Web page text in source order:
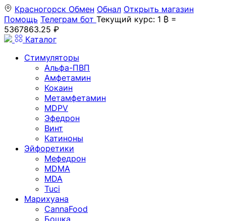
Красногорск Обмен Обнал Открыть магазин
Помощь Телеграм бот Текущий курс: 1 ₿ =
5367863.25 ₽
Каталог
Стимуляторы
Альфа-ПВП
Амфетамин
Кокаин
Метамфетамин
MDPV
Эфедрон
Винт
Катиноны
Эйфоретики
Мефедрон
MDMA
MDA
Tuci
Марихуана
CannaFood
Бошка